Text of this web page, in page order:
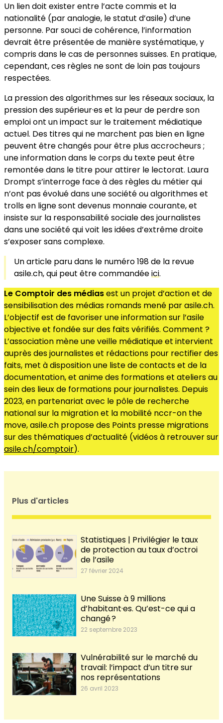
Un lien doit exister entre l’acte commis et la
nationalité (par analo­gie, le statut d’asile) d’une
personne. Par souci de cohérence, l’information
devrait être présentée de manière systématique, y
compris dans le cas de personnes suisses. En pratique,
cependant, ces règles ne sont de loin pas toujours
respectées.
La pression des algorithmes sur les réseaux sociaux, la
pression des supérieur·es et la peur de perdre son
emploi ont un impact sur le trai­tement médiatique
actuel. Des titres qui ne marchent pas bien en ligne
peuvent être changés pour être plus accrocheurs ;
une information dans le corps du texte peut être
remontée dans le titre pour attirer le lec­torat. Laura
Drompt s’interroge face à des règles du métier qui
n’ont pas évolué dans une société ou algorithmes et
trolls en ligne sont devenus monnaie courante, et
insiste sur la responsabilité sociale des journalistes
dans une société qui voit les idées d’extrême droite
s’exposer sans complexe.
Un article paru dans le numéro 198 de la revue
asile.ch, qui peut être commandéeici.
Le Comptoir des médiasest un projet d’action et de
sensibilisation des médias romands mené par asile.ch.
L’objectif est de favoriser une information sur l’asile
objective et fondée sur des faits vérifiés. Comment ?
L’association mène une veille médiatique et intervient
auprès des journalistes et rédactions pour rectifier des
faits, met à disposition une liste de contacts et de la
documentation, et anime des formations et ateliers au
sein des lieux de formations pour journalistes. Depuis
2023, en partenariat avec le pôle de recherche
national sur la migration et la mobilité nccr-on the
move, asile.ch propose des Points presse migrations
sur des thématiques d’actualité (vidéos à retrouver sur
asile.ch/comptoir).
Plus d'articles
Statistiques | Privilégier le taux
de protection au taux d’octroi
de l’asile
27 février 2024
Une Suisse à 9 millions
d’habitant·es. Qu’est-ce qui a
changé ?
22 septembre 2023
Vulnérabilité sur le marché du
travail: l’impact d’un titre sur
nos représentations
26 avril 2023